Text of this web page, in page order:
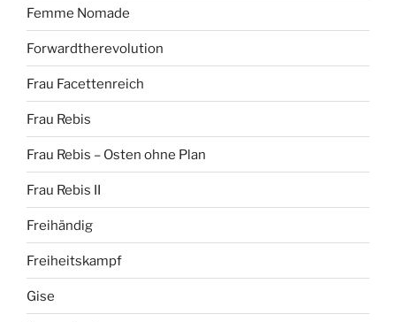
Femme Nomade
Forwardtherevolution
Frau Facettenreich
Frau Rebis
Frau Rebis – Osten ohne Plan
Frau Rebis II
Freihändig
Freiheitskampf
Gise